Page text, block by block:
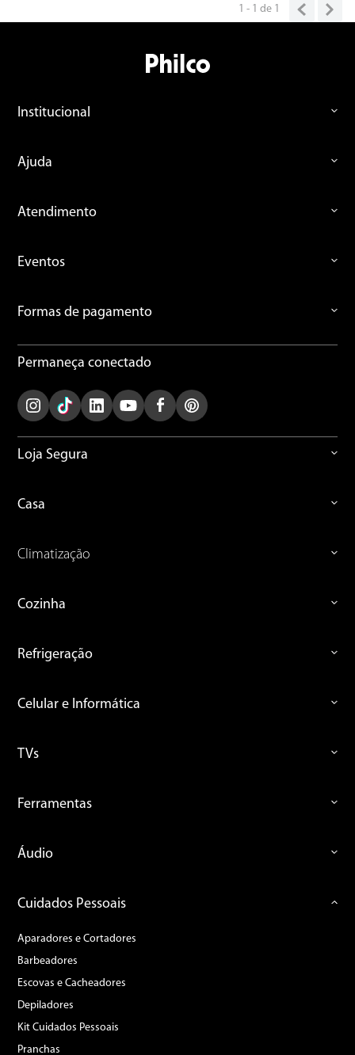
1 - 1de 1
Institucional
Ajuda
Atendimento
Eventos
Formas de pagamento
Permaneça conectado
Loja Segura
Casa
Climatização
Cozinha
Refrigeração
Celular e Informática
TVs
Ferramentas
Áudio
Cuidados Pessoais
Aparadores e Cortadores
Barbeadores
Escovas e Cacheadores
Depiladores
Kit Cuidados Pessoais
Pranchas